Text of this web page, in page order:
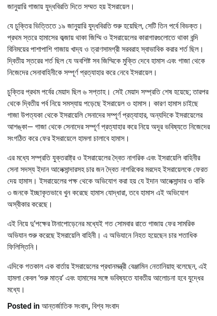
জানুয়ারি গাজায় যুদ্ধবিরতি দিতে সম্মত হয় ইসরায়েল।
যে চুক্তির ভিত্তিতে ১৯ জানুয়ারি যুদ্ধবিরতি শুরু হয়েছিল, সেটি তিন পর্বে বিভক্ত।
প্রথম স্তরে হামাসের কব্জায় থাকা জিম্মি ও ইসরায়েলের কারাগারগুলোতে থাকা বন্দি
বিনিময়ের পাশাপাশি গাজায় খাদ্য ও ত্রাণসামগ্রী সরবরাহ স্বাভাবিক করার শর্ত ছিল।
দ্বিতীয় স্তরের শর্ত ছিল যে অবশিষ্ট সব জিম্মিকে মুক্তি দেবে হামাস এবং গাজা থেকে
নিজেদের সেনাবাহিনীকে সম্পূর্ণ প্রত্যাহার করে নেবে ইসরায়েল।
চুক্তির প্রথম পর্বের মেয়াদ ছিল ৬ সপ্তাহ। সেই মেয়াদ সম্প্রতি শেষ হয়েছে; তারপর
থেকে দ্বিতীয় পর্ব নিয়ে সমস্যায় পড়েছে ইসরায়েল ও হামাস। কারণ হামাস চাইছে
গাজা উপত্যকা থেকে ইসরায়েলি সেনাদের সম্পূর্ণ প্রত্যাহার, অন্যদিকে ইসরায়েলের
আশঙ্কা— গাজা থেকে সেনাদের সম্পূর্ণ প্রত্যাহার করে নিয়ে অদূর ভবিষ্যতে নিজেদের
সংগঠিত করে ফের ইসরায়েলে হামলা চালাবে হামাস।
এর মধ্যে সম্প্রতি যুক্তরাষ্ট্র ও ইসরায়েলের দ্বৈত নাগরিক এবং ইসরায়েলি বাহিনীর
সেনা সদস্য ইদান আলেক্সান্দারসহ চার জন দ্বৈত নাগরিকের মরদেহ ইসরায়েলকে ফেরত
দেয় হামাস। ইসরায়েলের পক্ষ থেকে অভিযোগ করা হয় যে ইদান আলেক্সান্দার ও বাকি
৩ জনকে ইচ্ছাকৃতভাবে খুন করেছে হামাস যোদ্ধারা, তবে হামাস এই অভিযোগ
অস্বীকার করেছে।
এই নিয়ে দু’পক্ষের টানাপোড়েনের মধ্যেই গত সোমবার রাতে গাজায় ফের সামরিক
অভিযান শুরু করেছে ইসরায়েলি বাহিনী। এ অভিযানে নিহত হয়েছেন চার শতাধিক
ফিলিস্তিনি।
এদিকে গতকাল এক বার্তায় ইসরায়েলের প্রধানমন্ত্রী বেঞ্জামিন নেতানিয়াহু বলেছেন, এই
হামলা কেবল ‘শুরু মাত্র’ এবং হামাসের সঙ্গে ভবিষ্যতে যাবতীয় আলোচনা হবে যুদ্ধের
মধ্যে।
Posted in আন্তর্জাতিক সংবাদ, বিশ্ব সংবাদ